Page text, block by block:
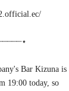
Bar Kizuna is
19:00 today, so